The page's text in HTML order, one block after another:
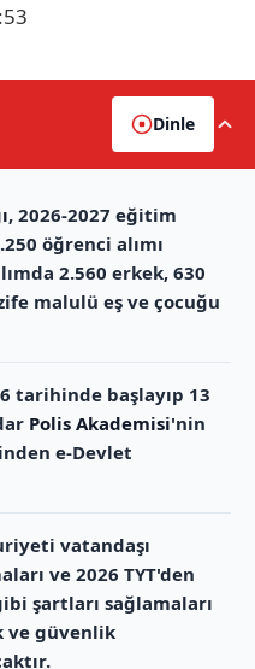
Dinle
, 2026-2027 eğitim
öğrenci alımı
2.560 erkek, 630
malulü eş ve çocuğu
tarihinde başlayıp 13
Polis Akademisi'nin
e-Devlet
vatandaşı
ve 2026 TYT'den
şartları sağlamaları
ve güvenlik